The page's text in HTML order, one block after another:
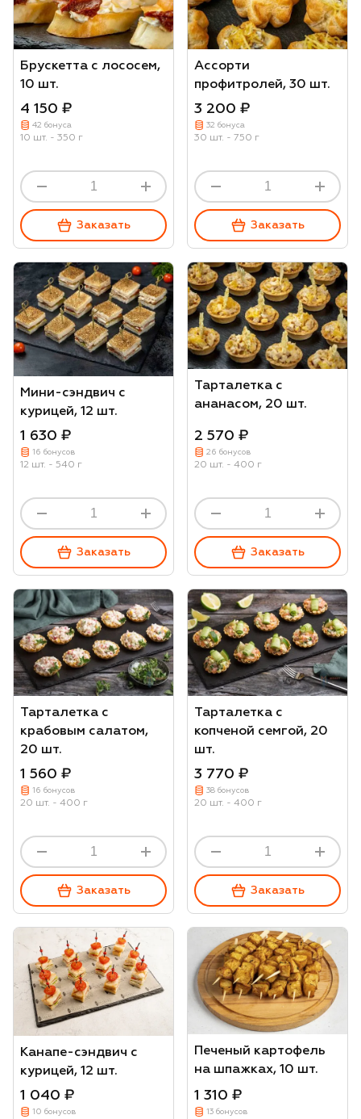
Брускетта с лососем,
10 шт.
4 150 ₽
42 бонуса
10 шт. - 350 г
Заказать
Ассорти
профитролей, 30 шт.
3 200 ₽
32 бонуса
30 шт. - 750 г
Заказать
Мини-сэндвич с
курицей, 12 шт.
1 630 ₽
16 бонусов
12 шт. - 540 г
Заказать
Тарталетка с
ананасом, 20 шт.
2 570 ₽
26 бонусов
20 шт. - 400 г
Заказать
Тарталетка с
крабовым салатом,
20 шт.
1 560 ₽
16 бонусов
20 шт. - 400 г
Заказать
Тарталетка с
копченой семгой, 20
шт.
3 770 ₽
38 бонусов
20 шт. - 400 г
Заказать
Канапе-сэндвич с
курицей, 12 шт.
1 040 ₽
10 бонусов
Печеный картофель
на шпажках, 10 шт.
1 310 ₽
13 бонусов